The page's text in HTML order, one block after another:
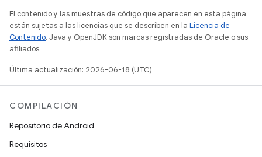
El contenido y las muestras de código que aparecen en esta página
están sujetas a las licencias que se describen en la Licencia de
Contenido. Java y OpenJDK son marcas registradas de Oracle o sus
afiliados.
Última actualización: 2026-06-18 (UTC)
COMPILACIÓN
Repositorio de Android
Requisitos